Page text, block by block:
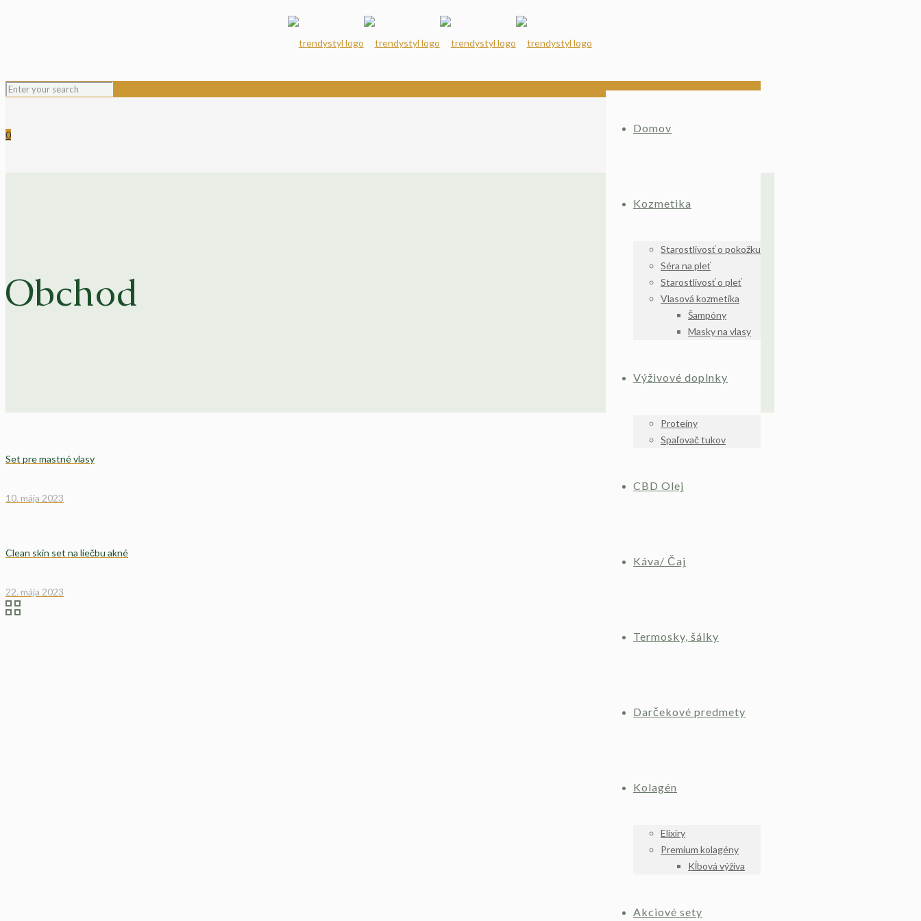
Domov
Kozmetika
Starostlivosť o pokožku
Séra na pleť
Starostlivosť o pleť
Vlasová kozmetika
Šampóny
Masky na vlasy
Výživové doplnky
Proteíny
Spaľovač tukov
CBD Olej
Káva/ Čaj
Termosky, šálky
Darčekové predmety
Kolagén
Elixíry
Premium kolagény
Kĺbová výživa
Akciové sety
0
Obchod
Set pre mastné vlasy
10. mája 2023
Clean skin set na liečbu akné
22. mája 2023